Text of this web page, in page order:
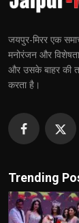
जयपुर-मिरर एक
मनोरंजन और
और उसके बाहर की
करता है।
Trending